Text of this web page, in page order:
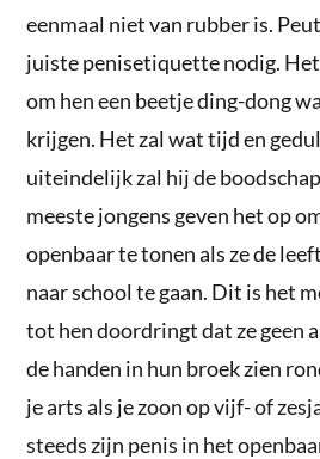
eenmaal niet van rubber is.
juiste penisetiquette nodig.
om hen een beetje ding-dong
krijgen. Het zal wat tijd en
uiteindelijk zal hij de
meeste jongens geven het op
openbaar te tonen als ze de
naar school te gaan. Dit is het
tot hen doordringt dat ze geen
de handen in hun broek zien
je arts als je zoon op vijf- of
steeds zijn penis in het